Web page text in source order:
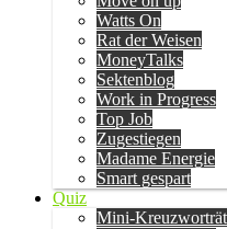
Watts On
Rat der Weisen
MoneyTalks
Sektenblog
Work in Progress
Top Job
Zugestiegen
Madame Energie
Smart gespart
Quiz
Mini-